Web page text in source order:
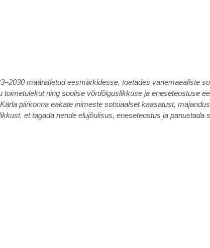
määratletud eesmärkidesse, toetades vanemaealiste
ning soolise võrdõiguslikkuse ja eneseteostuse
piirkonna eakate inimeste sotsiaalset kaasatust,
et tagada nende elujõulisus, eneseteostus ja panustada